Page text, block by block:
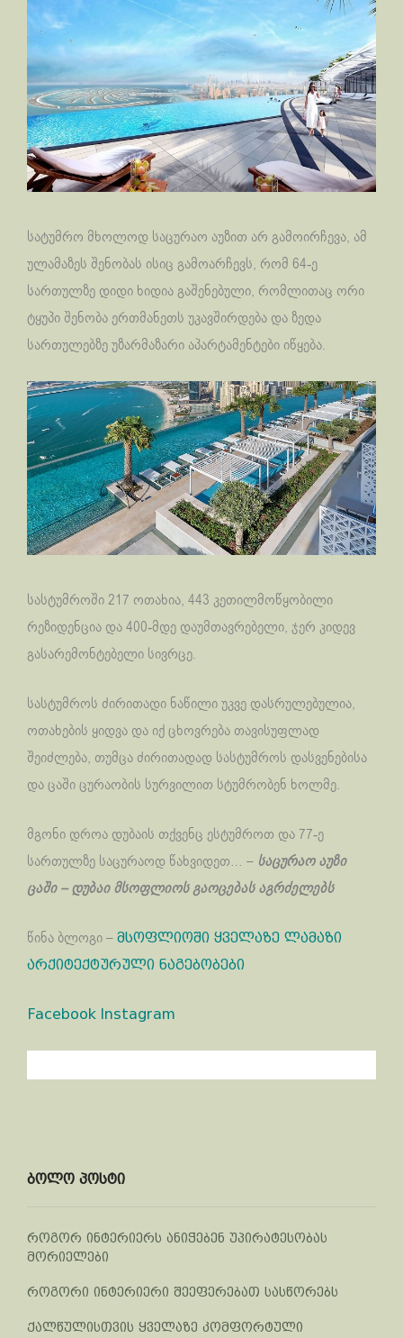
სატუმრო მხოლოდ საცურაო აუზით არ გამოირჩევა, ამ
ულამაზეს შენობას ისიც გამოარჩევს, რომ 64-ე
სართულზე დიდი ხიდია გაშენებული, რომლითაც ორი
ტყუპი შენობა ერთმანეთს უკავშირდება და ზედა
სართულებზე უზარმაზარი აპარტამენტები იწყება.
სასტუმროში 217 ოთახია, 443 კეთილმოწყობილი
რეზიდენცია და 400-მდე დაუმთავრებელი, ჯერ კიდევ
გასარემონტებელი სივრცე.
სასტუმროს ძირითადი ნაწილი უკვე დასრულებულია,
ოთახების ყიდვა და იქ ცხოვრება თავისუფლად
შეიძლება, თუმცა ძირითადად სასტუმროს დასვენებისა
და ცაში ცურაობის სურვილით სტუმრობენ ხოლმე.
მგონი დროა დუბაის თქვენც ესტუმროთ და 77-ე
სართულზე საცურაოდ წახვიდეთ… – საცურაო აუზი
ცაში – დუბაი მსოფლიოს გაოცებას აგრძელებს
წინა ბლოგი – მსოფლიოში ყველაზე ლამაზი
არქიტექტურული ნაგებობები
Facebook Instagram
ბოლო პოსტი
როგორ ინტერიერს ანიჭებენ უპირატესობას
მორიელები
როგორი ინტერიერი შეეფერებათ სასწორებს
ქალწულისთვის ყველაზე კომფორტული